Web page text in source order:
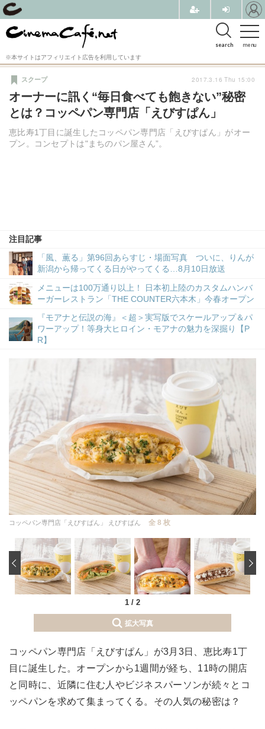
menu
search
※本サイトはアフィリエイト広告を利用しています
オーナーに訊く“毎日食べても飽きない”秘密
とは？コッペパン専門店「えびすぱん」
恵比寿1丁目に誕生したコッペパン専門店「えびすぱん」がオー
プン。コンセプトは"まちのパン屋さん”。
スクープ
注目記事
「風、薫る」第96回あらすじ・場面写真 ついに、りんが
新潟から帰ってくる日がやってくる…8月10日放送
メニューは100万通り以上！ 日本初上陸のカスタムハンバ
ーガーレストラン「THE COUNTER六本木」今春オープン
『モアナと伝説の海』＜超＞実写版でスケールアップ＆パ
ワーアップ！等身大ヒロイン・モアナの魅力を深掘り【P
R】
2017.3.16 Thu 15:00
コッペパン専門店「えびすぱん」 えびすぱん 全 8 枚
1 / 2
‹
拡大写真
コッペパン専門店「えびすぱん」が3月3日、恵比寿1丁
目に誕生した。オープンから1週間が経ち、11時の開店
と同時に、近隣に住む人やビジネスパーソンが続々とコ
ッペパンを求めて集まってくる。その人気の秘密は？